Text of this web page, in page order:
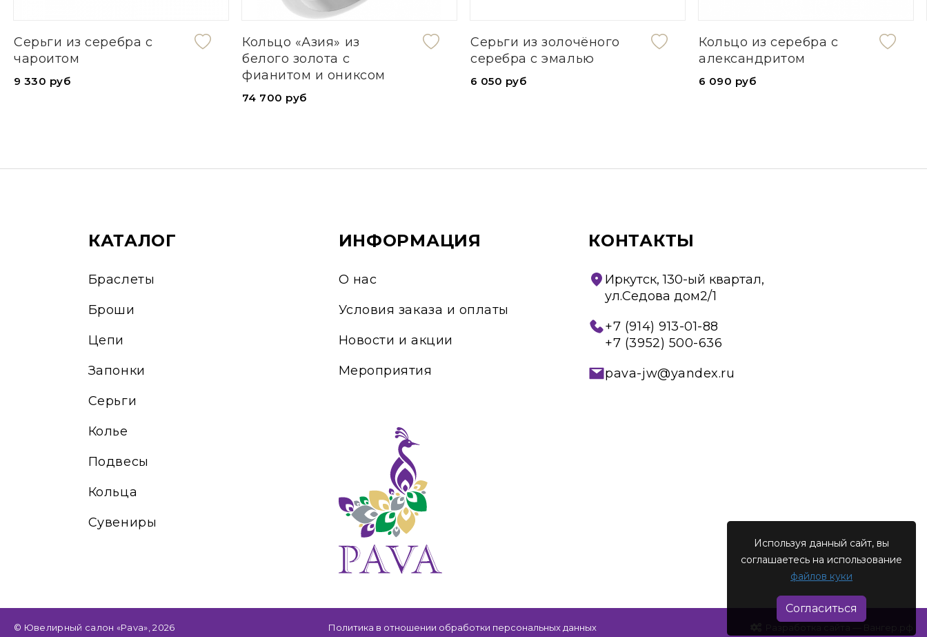
Используя данный сайт, вы
соглашаетесь на использование
файлов куки
Согласиться
Серьги из серебра с
чароитом
9 330 руб
Кольцо «Азия» из
белого золота с
фианитом и ониксом
74 700 руб
Серьги из золочёного
серебра с эмалью
6 050 руб
Кольцо из серебра с
александритом
6 090 руб
КАТАЛОГ
Браслеты
Броши
Цепи
Запонки
Серьги
Колье
Подвесы
Кольца
Сувениры
ИНФОРМАЦИЯ
О нас
Условия заказа и оплаты
Новости и акции
Мероприятия
КОНТАКТЫ
Иркутск, 130-ый квартал,
ул.Седова дом2/1
+7 (914) 913-01-88
+7 (3952) 500-636
pava-jw@yandex.ru
© Ювелирный салон «Pava», 2026 Политика в отношении обработки персональных данных